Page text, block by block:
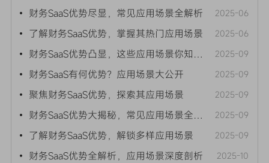
• 财务SaaS优势尽显，常见应用场景全解析 2025-06
• 了解财务SaaS优势，掌握其热门应用场景 2025-06
• 财务SaaS优势凸显，这些应用场景你知道吗？ 2025-09
• 财务SaaS有何优势？应用场景大公开 2025-09
• 聚焦财务SaaS优势，探索其应用场景 2025-09
• 财务SaaS优势大揭秘，常见应用场景全解析 2025-09
• 了解财务SaaS优势，解锁多样应用场景 2025-09
• 财务SaaS优势全解析，应用场景深度剖析 2025-10